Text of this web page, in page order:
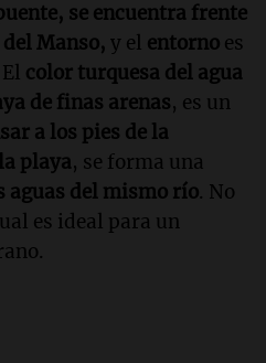
se encuentra frente
Manso, y el entorno es
El color turquesa del agua
de finas arenas, es un
a los pies de la
playa, se forma una
aguas del mismo río. No
es ideal para un